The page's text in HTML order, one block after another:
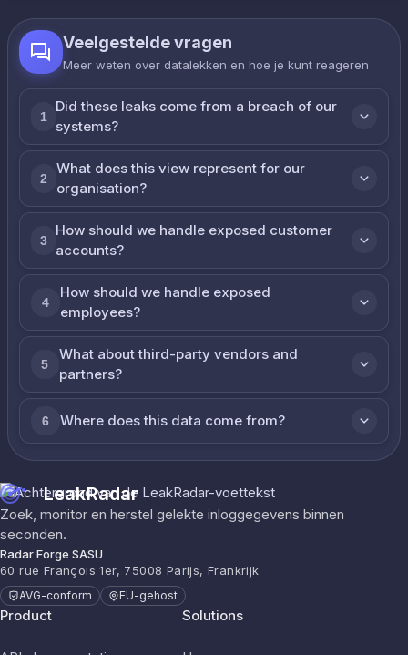
Veelgestelde vragen
Meer weten over datalekken en hoe je kunt reageren
1
Did these leaks come from a breach of our
systems?
2
What does this view represent for our
organisation?
3
How should we handle exposed customer
accounts?
4
How should we handle exposed
employees?
5
What about third-party vendors and
partners?
6 Where does this data come from?
LeakRadar
Zoek, monitor en herstel gelekte inloggegevens binnen
seconden.
Radar Forge SASU
60 rue François 1er, 75008 Parijs, Frankrijk
AVG-conform EU-gehost
Product Solutions